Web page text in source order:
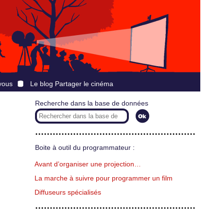
Le blog Partager le cinéma
Recherche dans la base de données
Boite à outil du programmateur :
Avant d’organiser une projection…
La marche à suivre pour programmer un film
Diffuseurs spécialisés